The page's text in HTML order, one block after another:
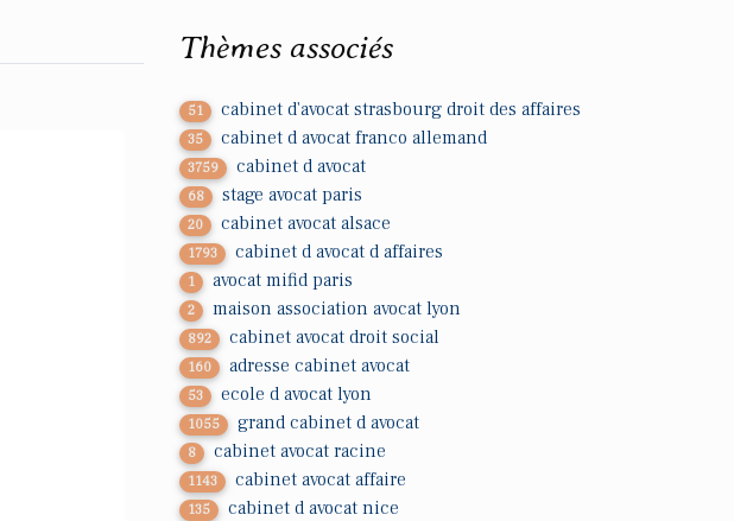
Thèmes associés
51 cabinet d'avocat strasbourg droit des affaires
35 cabinet d avocat franco allemand
3759 cabinet d avocat
68 stage avocat paris
20 cabinet avocat alsace
1793 cabinet d avocat d affaires
1 avocat mifid paris
2 maison association avocat lyon
892 cabinet avocat droit social
160 adresse cabinet avocat
53 ecole d avocat lyon
1055 grand cabinet d avocat
8 cabinet avocat racine
1143 cabinet avocat affaire
135 cabinet d avocat nice